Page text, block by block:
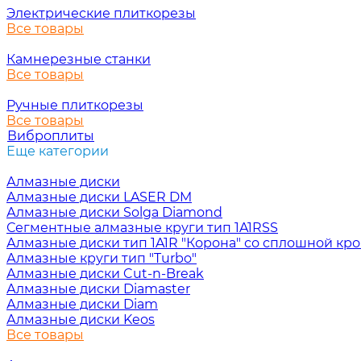
Электрические плиткорезы
Все товары
Камнерезные станки
Все товары
Ручные плиткорезы
Все товары
Виброплиты
Еще категории
Алмазные диски
Алмазные диски LASER DM
Алмазные диски Solga Diamond
Сегментные алмазные круги тип 1A1RSS
Алмазные диски тип 1A1R "Корона" со сплошной
Алмазные круги тип "Turbo"
Алмазные диски Cut-n-Break
Алмазные диски Diamaster
Алмазные диски Diam
Алмазные диски Keos
Все товары